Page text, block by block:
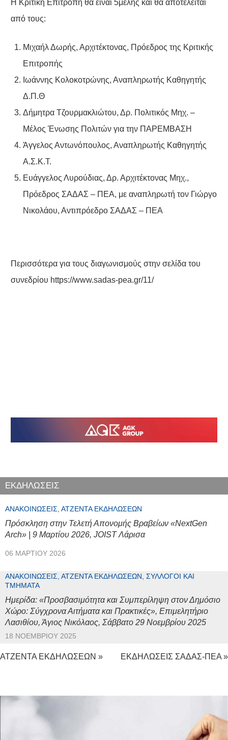
Η Κριτική Επιτροπή θα είναι 5μελής και θα αποτελείται
από τους:
Μιχαήλ Δωρής, Αρχιτέκτονας, Πρόεδρος της Κριτικής
Επιτροπής
Ιωάννης Κολοκοτρώνης, Αναπληρωτής Καθηγητής
Δ.Π.Θ
Δήμητρα Τζουρμακλιώτου, Δρ. Πολιτικός Μηχ. –
Μέλος Ένωσης Πολιτών για την ΠΑΡΕΜΒΑΣΗ
Άγγελος Αντωνόπουλος, Αναπληρωτής Καθηγητής
Α.Σ.Κ.Τ.
Ευάγγελος Λυρούδιας, Δρ. Αρχιτέκτονας Μηχ.,
Πρόεδρος ΣΑΔΑΣ – ΠΕA, με αναπληρωτή τον Γιώργο
Νικολάου, Αντιπρόεδρο ΣΑΔΑΣ – ΠΕΑ
Περισσότερα για τους διαγωνισμούς στην σελίδα του
συνεδρίου https://www.sadas-pea.gr/11/
ΕΚΔΗΛΩΣΕΙΣ
ΑΝΑΚΟΙΝΏΣΕΙΣ, ΑΤΖΈΝΤΑ ΕΚΔΗΛΏΣΕΩΝ
Πρόσκληση στην Τελετή Απονομής Βραβείων «NextGen
Arch» | 9 Μαρτίου 2026, JOIST Λάρισα
06 ΜΑΡΤΊΟΥ 2026
ΑΝΑΚΟΙΝΏΣΕΙΣ, ΑΤΖΈΝΤΑ ΕΚΔΗΛΏΣΕΩΝ, ΣΎΛΛΟΓΟΙ ΚΑΙ
ΤΜΉΜΑΤΑ
Ημερίδα: «Προσβασιμότητα και Συμπερίληψη στον Δημόσιο
Χώρο: Σύγχρονα Αιτήματα και Πρακτικές», Επιμελητήριο
Λασιθίου, Άγιος Νικόλαος, Σάββατο 29 Νοεμβρίου 2025
18 ΝΟΕΜΒΡΊΟΥ 2025
ΑΤΖΕΝΤΑ ΕΚΔΗΛΩΣΕΩΝ » ΕΚΔΗΛΩΣΕΙΣ ΣΑΔΑΣ-ΠΕΑ »